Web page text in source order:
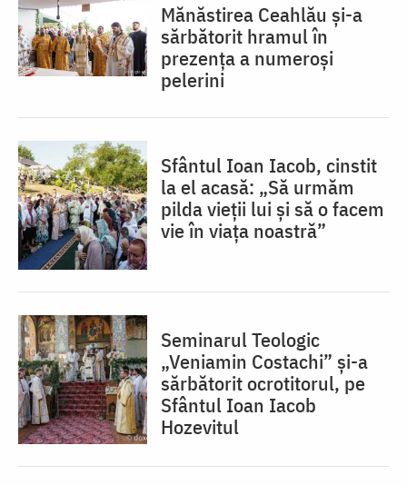
Mănăstirea Ceahlău și-a
sărbătorit hramul în
prezența a numeroși
pelerini
Sfântul Ioan Iacob, cinstit
la el acasă: „Să urmăm
pilda vieții lui și să o facem
vie în viața noastră”
Seminarul Teologic
„Veniamin Costachi” și-a
sărbătorit ocrotitorul, pe
Sfântul Ioan Iacob
Hozevitul